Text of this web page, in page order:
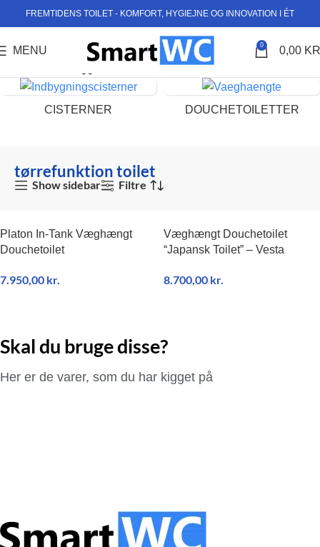
FREMTIDENS TOILET - KOMFORT, HYGIEJNE OG INNOVATION I ÉT
MENU 0 0,00
Varer tagged “tørrefunktion toilet”
CISTERNER DOUCHETOILETTER
tørrefunktion toilet
Show sidebar Filtre
Platon In-Tank Væghængt
Douchetoilet
7.950,00 kr.
UDSOLGT
Væghængt Douchetoilet
“Japansk Toilet” – Vesta
8.700,00 kr.
Skal du bruge disse?
Her er de varer, som du har kigget på